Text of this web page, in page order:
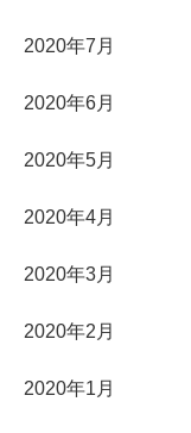
2020年7月
2020年6月
2020年5月
2020年4月
2020年3月
2020年2月
2020年1月